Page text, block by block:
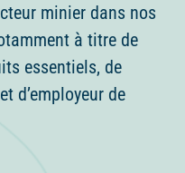
minier dans nos
à titre de
essentiels, de
d’employeur de